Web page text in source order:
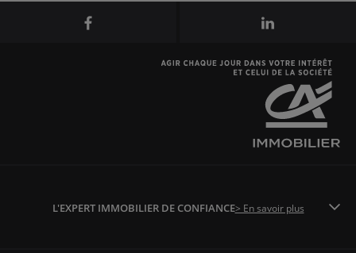
L'EXPERT IMMOBILIER DE CONFIANCE> En savoir plus